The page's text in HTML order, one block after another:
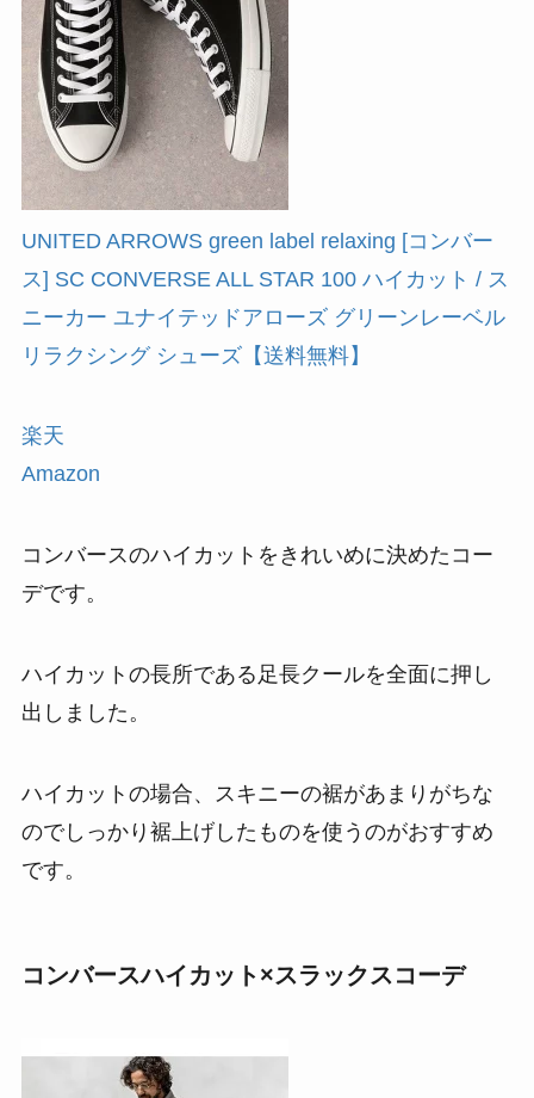
UNITED ARROWS green label relaxing [コンバー
ス] SC CONVERSE ALL STAR 100 ハイカット / ス
ニーカー ユナイテッドアローズ グリーンレーベル
リラクシング シューズ【送料無料】
楽天
Amazon
コンバースのハイカットをきれいめに決めたコー
デです。
ハイカットの長所である足長クールを全面に押し
出しました。
ハイカットの場合、スキニーの裾があまりがちな
のでしっかり裾上げしたものを使うのがおすすめ
です。
コンバースハイカット×スラックスコーデ